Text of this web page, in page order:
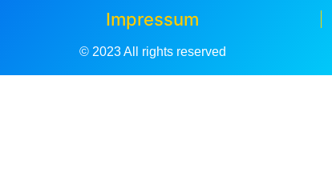
Impressum
© 2023 All rights reserved